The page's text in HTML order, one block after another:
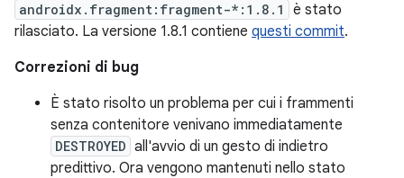
androidx.fragment:fragment-*:1.8.1
è stato
rilasciato. La versione 1.8.1 contiene questi commit.
Correzioni di bug
È stato risolto un problema per cui i frammenti
senza contenitore venivano immediatamente
DESTROYED all'avvio di un gesto di indietro
predittivo. Ora vengono mantenuti nello stato